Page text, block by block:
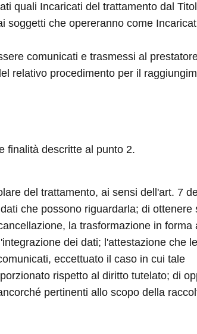
quali Incaricati del trattamento dal
soggetti che opereranno come
comunicati e trasmessi al
relativo procedimento per il
finalità descritte al punto 2.
del trattamento, ai sensi dell'art. 7
che possono riguardarla; di ottenere
la trasformazione in forma
dei dati; l'attestazione che le
eccettuato il caso in cui tale
rispetto al diritto tutelato; di
pertinenti allo scopo della